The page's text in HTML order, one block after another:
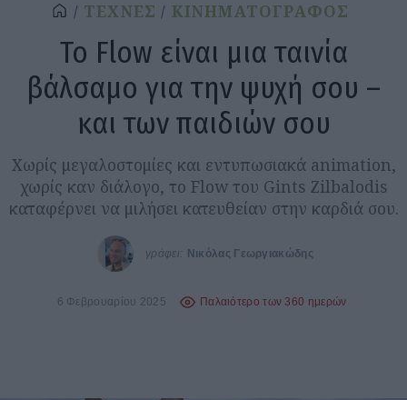
ΤΕΧΝΕΣ ΚΙΝΗΜΑΤΟΓΡΑΦΟΣ
Το Flow είναι μια ταινία
βάλσαμο για την ψυχή σου –
και των παιδιών σου
Χωρίς μεγαλοστομίες και εντυπωσιακά animation,
χωρίς καν διάλογο, το Flow του Gints Zilbalodis
καταφέρνει να μιλήσει κατευθείαν στην καρδιά σου.
γράφει: Νικόλας Γεωργιακώδης
6 Φεβρουαρίου 2025 Παλαιότερο των 360 ημερών